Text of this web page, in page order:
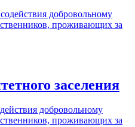
заселения
добровольному
проживающих за